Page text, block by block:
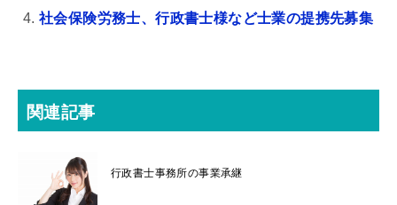
社会保険労務士、行政書士様など士業の提携先募集
関連記事
行政書士事務所の事業承継